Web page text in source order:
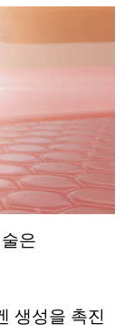
은
생성을 촉진